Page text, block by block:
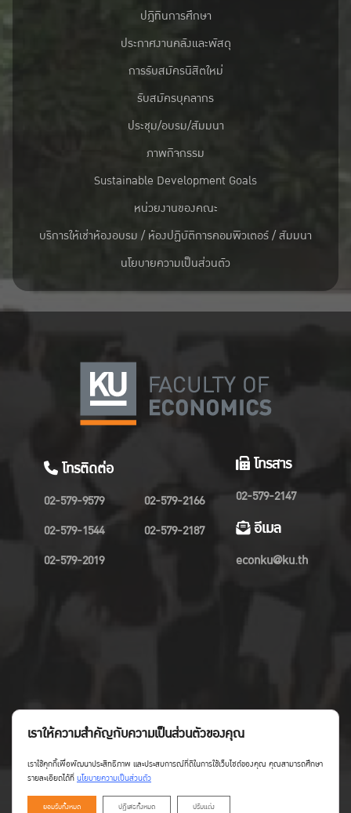
ปฎิทินการศึกษา
ประกาศงานคลังและพัสดุ
การรับสมัครนิสิตใหม่
รับสมัครบุคลากร
ประชุม/อบรม/สัมมนา
ภาพกิจกรรม
Sustainable Development Goals
หน่วยงานของคณะ
บริการให้เช่าห้องอบรม / ห้องปฏิบัติการคอมพิวเตอร์ / สัมมนา
นโยบายความเป็นส่วนตัว
โทรติดต่อ
02-579-9579
02-579-1544
02-579-2019
02-579-2166
02-579-2187
โทรสาร
02-579-2147
อีเมล
econku@ku.th
เราให้ความสำคัญกับความเป็นส่วนตัวของคุณ
เราใช้คุกกี้เพื่อพัฒนาประสิทธิภาพ และประสบการณ์ที่ดีในการใช้เว็บไซต์ของคุณ คุณสามารถศึกษา
รายละเอียดได้ที่นโยบายความเป็นส่วนตัว
ยอมรับทั้งหมด ปฏิเสธทั้งหมด ปรับแต่ง